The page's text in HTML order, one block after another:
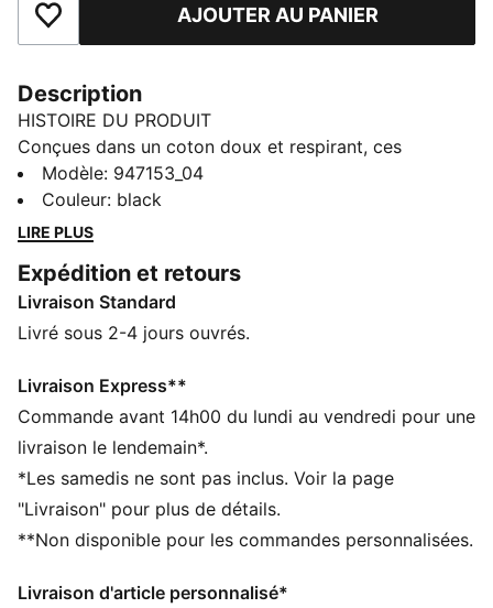
Ajouter aux favorisAJOUTER AU PANIER
Description
HISTOIRE DU PRODUIT
Conçues dans un coton doux et respirant, ces
chaussettes offrent un maximum de confort toute la
journée. La couture plate sur le bout réduit les
irritations, pour profiter de tes journées dans un
un pack essentiel et polyvalent, pour compléter tes
tenues de sport comme tes looks casual.
DÉTAILS
irritations
Tissu en coton doux
Détails brandés PUMA
Lot de 6 pour homme et femme
Modèle: 947153_04
Couleur: black
LIRE PLUS
Expédition et retours
Livraison Standard
Livré sous 2-4 jours ouvrés.
Livraison Express**
Commande avant 14h00 du lundi au vendredi pour une
livraison le lendemain*.
*Les samedis ne sont pas inclus. Voir la page
"Livraison" pour plus de détails.
**Non disponible pour les commandes personnalisées.
Livraison d'article personnalisé*